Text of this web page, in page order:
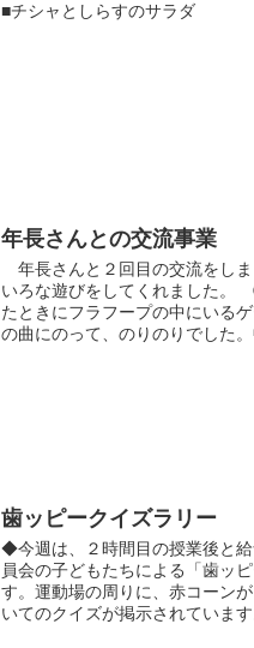
■チシャとしらすのサラダ
年長さんとの交流事業
年長さんと２回目の交流をし
いろな遊びをしてくれまし
たときにフラフープの中にいる
の曲にのって、のりのりでした
歯ッピークイズラリー
◆今週は、２時間目の授業後と
員会の子どもたちによる「歯ッ
す。運動場の周りに、赤コーン
いてのクイズが掲示されていま